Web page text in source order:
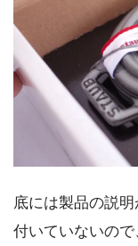
底には製品の説
付いていないの